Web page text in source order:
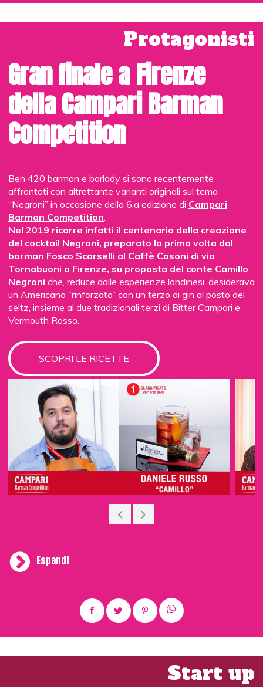
un sigillo su di un concept dal bilancio positivo, come
confermano Roberta Mariani e Nicola Piazza,
rispettivamente global ed Italian brand ambassador
Martini,
presenti a supervisionare e supportare le attività
della giornata. La tappa meneghina ha visto avvicendarsi
ospiti di diversa estrazione professionale, ma accomunati
dalla militanza sotto la bandiera del buon bere: Nikos
Bakoulis ha portato da Atene uno spaccato del suo
Clumsies (settimo posto nei World’s 50 Best Bars 2018) e
deliziato la platea con alcune eccellenti rivisitazioni del
tutto questo”: una passeggiata tra le strade della
da bere, le mode, i drink, gli aperitivi e il loro significato
sociale dagli anni ’80 all’odiernagolden age , con il piglio
divertito del testimone oculare.
Finale con il gran cerimoniere Mauro
Lotti
Chiusura in bellezza con il gran cerimoniere Mauro Lotti
che, con gustosissimi aneddoti in prima persona sul Negroni
nella Firenze del dopoguerra e sui suoi anni al Grand Hotel
il drink del Conte. Conclusasi la parte per la mente, si è
indugiato su un aspetto decisamente più ludico, con ospite,
dietro il bar, tutto il team di Rita & Cocktails. L
squadra guidata da Edoardo Nono, per l’occasione in
elegante giacca bianca, è stata impegnata fino a
tarda serata a mescolare classici e signature drink
per un after party al gusto Dolce Vitasul tetto di una
Milano con le luci come sempre accese. S.N. (ha collaborato
Giuseppe Caterino).
Protagonisti
Gran finale a Firenze
della Campari Barman
Competition
Ben 420 barman e barlady si sono recentemente
affrontati con altrettante varianti originali sul tema
“Negroni” in occasione della 6.a edizione di Campari
Barman Competition
Nel 2019 ricorre infatti il centenario della creazione
del cocktail Negroni, preparato la prima volta dal
barman Fosco Scarselli al Caffè Casoni di via
Tornabuoni a Firenze, su proposta del conte Camillo
Negroni che, reduce dalle esperienze londinesi, desiderava
un Americano “rinforzato” con un terzo di gin al posto del
seltz, insieme ai due tradizionali terzi di Bitter Campari e
Vermouth Rosso.
SCOPRI LE RICETTE
Espandi
proposta, chiarendo le suggestioni a cui si sono voluti
ispirare. Dopo un’accurata preselezione web, i 420 barman
di Milano, Imola, Roma, Bari e Catania.
Start up